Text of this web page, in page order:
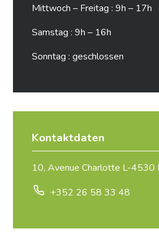
Mittwoch – Freitag : 9h – 17h
Samstag : 9h – 16h
Sonntag : geschlossen
Kontaktdaten
10, Avenue Charlotte L-4530
+352 26 58 33 48